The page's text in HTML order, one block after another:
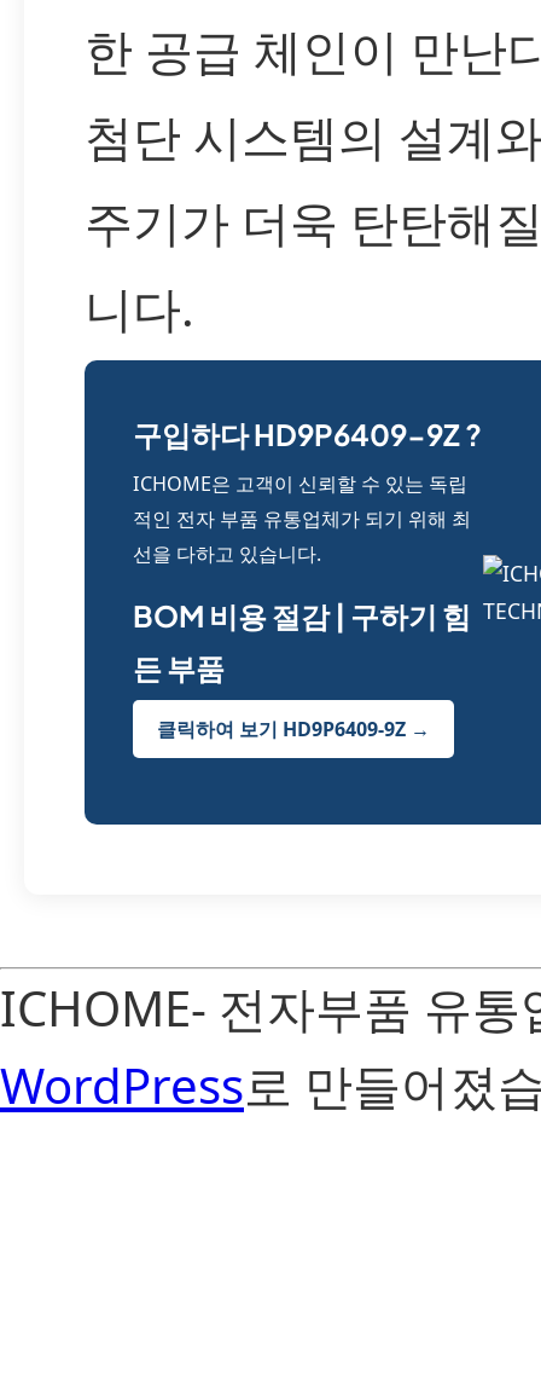
한 공급 체인이 만난
첨단 시스템의 설계
주기가 더욱 탄탄해
니다.
구입하다 HD9P6409-9Z ?
ICHOME은 고객이 신뢰할 수 있는 독립
적인 전자 부품 유통업체가 되기 위해 최
선을 다하고 있습니다.
BOM 비용 절감 | 구하기 힘
든 부품
클릭하여 보기 HD9P6409-9Z →
ICHOME- 전자부품 유
WordPress로 만들어졌